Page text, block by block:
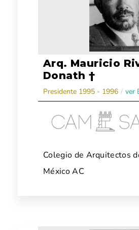
Arq. Mauricio
Donath †
Presidente 1995 - 1996 / ver
Colegio de Arquitectos
México AC